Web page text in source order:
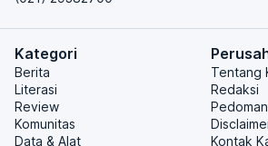
Kategori
Berita
Literasi
Review
Komunitas
Data & Alat
Tentang
Redaksi
Kontak